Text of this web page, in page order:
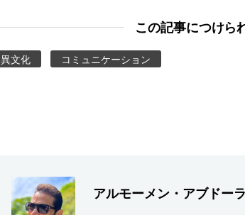
この記事につけら
異文化 コミュニケーション
アルモーメン・アブドーラ